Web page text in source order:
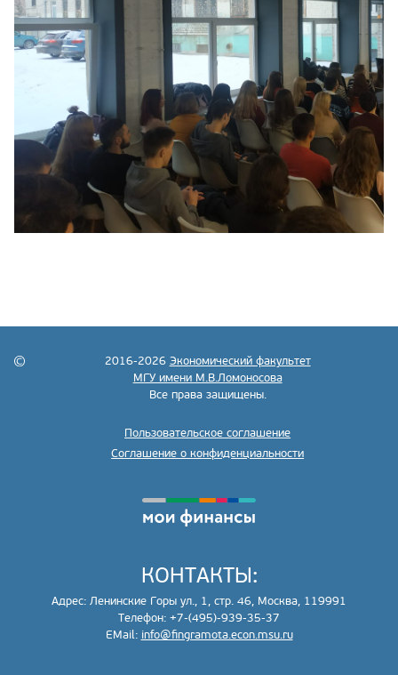
2016-2026 Экономический факультет
МГУ имени М.В.Ломоносова
Все права защищены.
Пользовательское соглашение
Соглашение о конфиденциальности
КОНТАКТЫ:
Адрес: Ленинские Горы ул., 1, стр. 46, Москва, 119991
Телефон: +7-(495)-939-35-37
EMail: info@fingramota.econ.msu.ru